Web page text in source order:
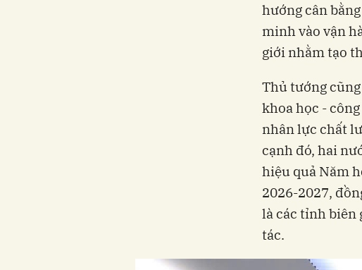
hướng cân
minh vào vận
giới nhằm tạo
Thủ tướng
khoa học -
nhân lực chất
cạnh đó, hai
hiệu quả Năm
2026-2027,
là các tỉnh biên
tác.